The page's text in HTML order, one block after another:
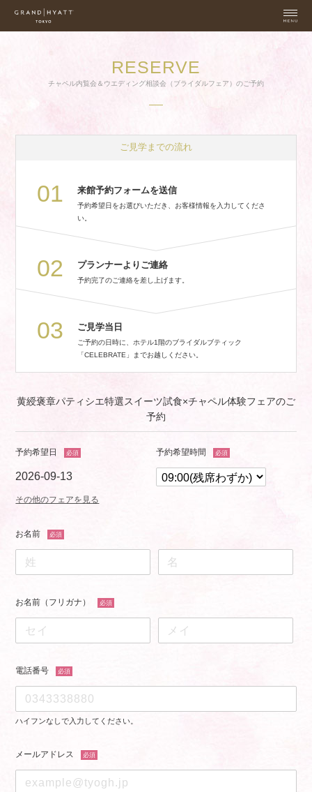
RESERVE
チャペル内覧会＆ウエディング相談会（ブライダルフェア）のご予約
ご見学までの流れ
01 来館予約フォームを送信
予約希望日をお選びいただき、お客様情報を入力してくださ
い。
02 プランナーよりご連絡
予約完了のご連絡を差し上げます。
03 ご見学当日
ご予約の日時に、ホテル1階のブライダルブティック
「CELEBRATE」までお越しください。
黄綬褒章パティシエ特選スイーツ試食×チャペル体験フェアのご
予約
予約希望日 必須
2026-09-13
予約希望時間 必須
その他のフェアを見る
お名前 必須
お名前（フリガナ） 必須
電話番号 必須
ハイフンなしで入力してください。
メールアドレス 必須